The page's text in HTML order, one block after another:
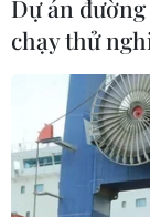
#Hà Nội
#Vườn hoa
Theo dõi
Dự án
chạy thử